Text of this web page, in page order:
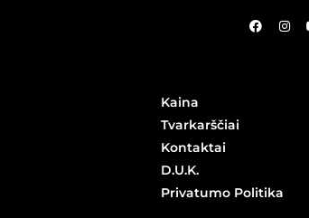
Kaina
Tvarkarščiai
Kontaktai
D.U.K.
Privatumo Politika